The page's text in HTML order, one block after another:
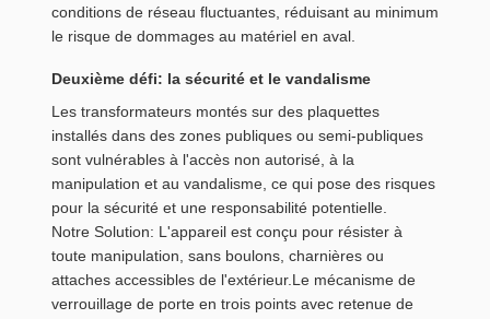
conditions de réseau fluctuantes, réduisant au minimum
le risque de dommages au matériel en aval.
Deuxième défi: la sécurité et le vandalisme
Les transformateurs montés sur des plaquettes
installés dans des zones publiques ou semi-publiques
sont vulnérables à l'accès non autorisé, à la
manipulation et au vandalisme, ce qui pose des risques
pour la sécurité et une responsabilité potentielle.
Notre Solution: L'appareil est conçu pour résister à
toute manipulation, sans boulons, charnières ou
attaches accessibles de l'extérieur.Le mécanisme de
verrouillage de porte en trois points avec retenue de